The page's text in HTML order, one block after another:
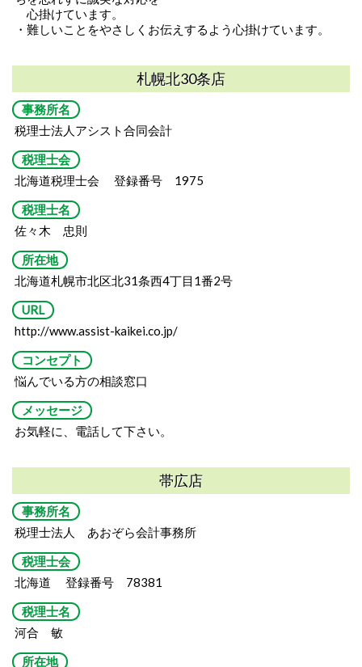
心掛けています。
・難しいことをやさしくお伝えするよう心掛けています。
札幌北30条店
事務所名
税理士法人アシスト合同会計
税理士会
北海道税理士会 登録番号 1975
税理士名
佐々木 忠則
所在地
北海道札幌市北区北31条西4丁目1番2号
URL
http://www.assist-kaikei.co.jp/
コンセプト
悩んでいる方の相談窓口
メッセージ
お気軽に、電話して下さい。
帯広店
事務所名
税理士法人 あおぞら会計事務所
税理士会
北海道 登録番号 78381
税理士名
河合 敏
所在地